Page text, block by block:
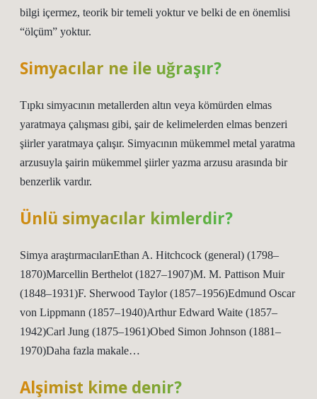
bilgi içermez, teorik bir temeli yoktur ve belki de en önemlisi
“ölçüm” yoktur.
Simyacılar ne ile uğraşır?
Tıpkı simyacının metallerden altın veya kömürden elmas
yaratmaya çalışması gibi, şair de kelimelerden elmas benzeri
şiirler yaratmaya çalışır. Simyacının mükemmel metal yaratma
arzusuyla şairin mükemmel şiirler yazma arzusu arasında bir
benzerlik vardır.
Ünlü simyacılar kimlerdir?
Simya araştırmacılarıEthan A. Hitchcock (general) (1798–
1870)Marcellin Berthelot (1827–1907)M. M. Pattison Muir
(1848–1931)F. Sherwood Taylor (1857–1956)Edmund Oscar
von Lippmann (1857–1940)Arthur Edward Waite (1857–
1942)Carl Jung (1875–1961)Obed Simon Johnson (1881–
1970)Daha fazla makale…
Alşimist kime denir?